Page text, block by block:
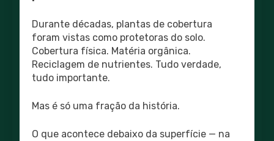
Durante décadas, plantas de cobertura
foram vistas como protetoras do solo.
Cobertura física. Matéria orgânica.
Reciclagem de nutrientes. Tudo verdade,
tudo importante.
Mas é só uma fração da história.
O que acontece debaixo da superfície — na